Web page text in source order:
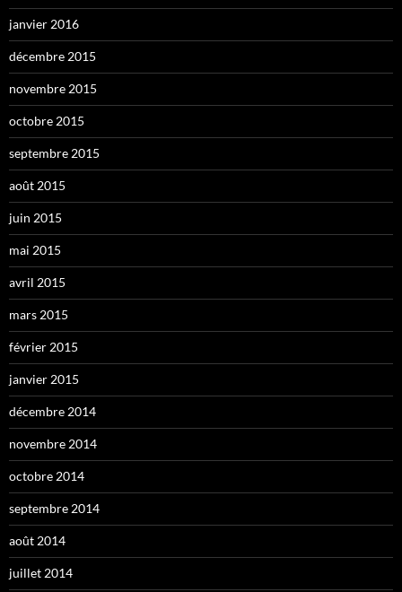
janvier 2016
décembre 2015
novembre 2015
octobre 2015
septembre 2015
août 2015
juin 2015
mai 2015
avril 2015
mars 2015
février 2015
janvier 2015
décembre 2014
novembre 2014
octobre 2014
septembre 2014
août 2014
juillet 2014